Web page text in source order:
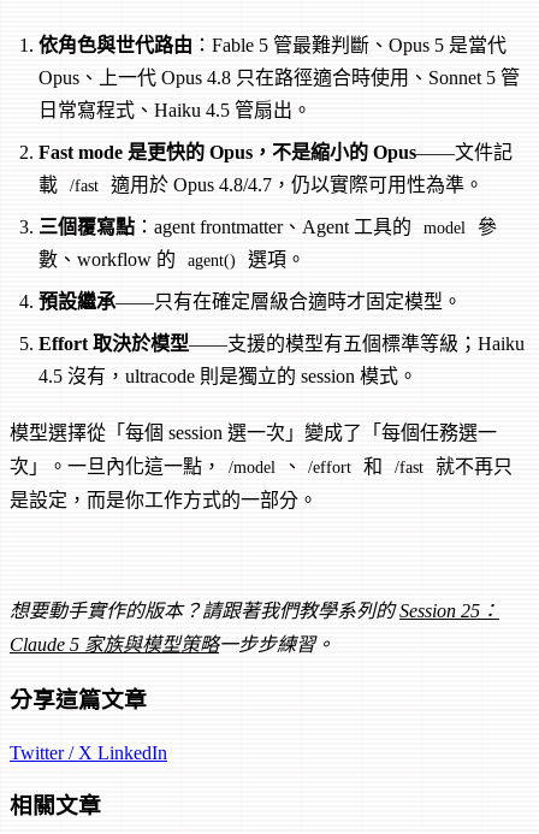
依角色與世代路由 ：Fable 5 管最難判斷、Opus 5 是當代
Opus、上一代 Opus 4.8 只在路徑適合時使用、Sonnet 5 管
日常寫程式、Haiku 4.5 管扇出。
Fast mode 是更快的 Opus，不是縮小的 Opus——文件記
載
/fast 適用於 Opus 4.8/4.7，仍以實際可用性為準。
三個覆寫點 ：agent frontmatter、Agent 工具的 model
參
數、workflow 的
agent() 選項。
預設繼承——只有在確定層級合適時才固定模型。
Effort 取決於模型——支援的模型有五個標準等級；Haiku
4.5 沒有，ultracode 則是獨立的 session 模式。
模型選擇從「每個 session 選一次」變成了「每個任務選一
次」。一旦內化這一點，
/model 、 /effort 和 /fast
就不再只
是設定，而是你工作方式的一部分。
想要動手實作的版本？請跟著我們教學系列的Session 25：
Claude 5 家族與模型策略一步步練習。
分享這篇文章
Twitter / X LinkedIn
相關文章